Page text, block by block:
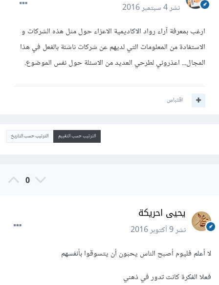
نشر4 سبتمبر 2016
ارغب بمعرفة آراء رواد الاكاديمية الاعزاء حول مثل هذه الشركات و
الاستفادة من المعلومات التي لديهم عن شركات ناشئة بالفعل في هذا
المجال... اعذروني لطرحي العديد من الاسئلة حول نفس الموضوع.
اقتباس
الترتيب حسب التقييم الترتيب حسب التاريخ
0
يحيى احريكة
نشر9 أكتوبر 2016
لا أعلم فليوم أصبح الناس يحبون أن يتسوقوا بأنفسهم
فعلا الفكرة كانت تدور في ذهني